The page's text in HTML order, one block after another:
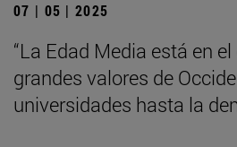
07 | 05 | 2025
“La Edad Media está en
grandes valores de
universidades hasta la